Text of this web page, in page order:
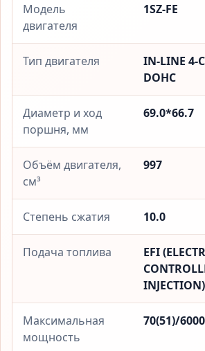
Модель
двигателя
1SZ-FE
Тип двигателя
IN-LINE 4-
DOHC
Диаметр и ход
поршня, мм
69.0*66.7
Объём двигателя,
см³
997
Степень сжатия 10.0
Подача топлива
EFI
INJECTION)
Максимальная
мощность
70(51)/6000